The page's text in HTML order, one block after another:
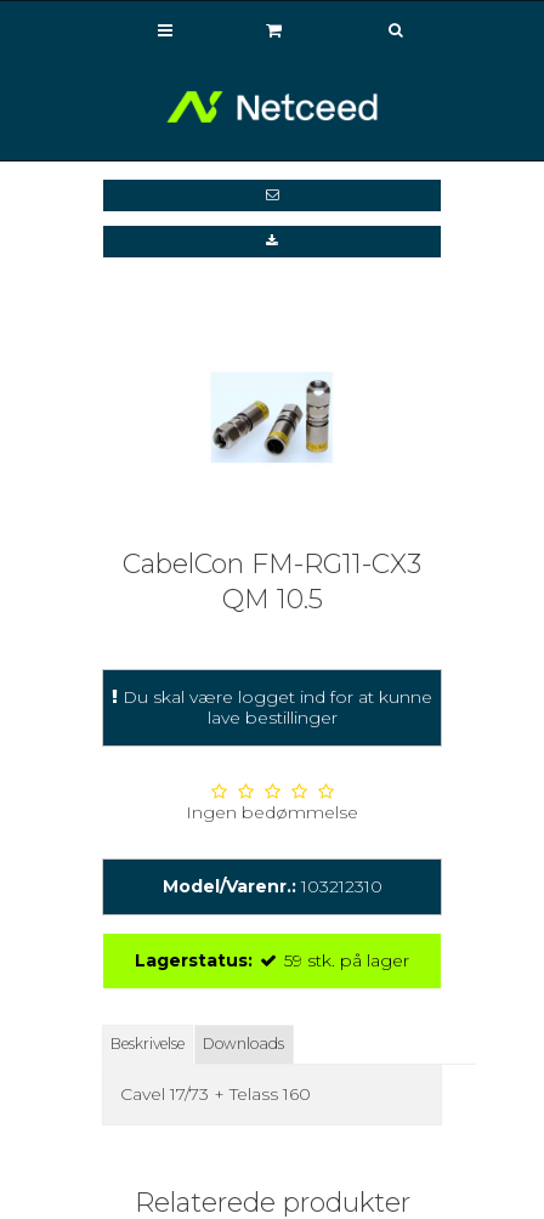
CabelCon FM-RG11-CX3
QM 10.5
Du skal være logget ind for at kunne
lave bestillinger
Ingen bedømmelse
Model/Varenr.: 103212310
Lagerstatus: 59 stk. på lager
Beskrivelse Downloads
Cavel 17/73 + Telass 160
Relaterede produkter